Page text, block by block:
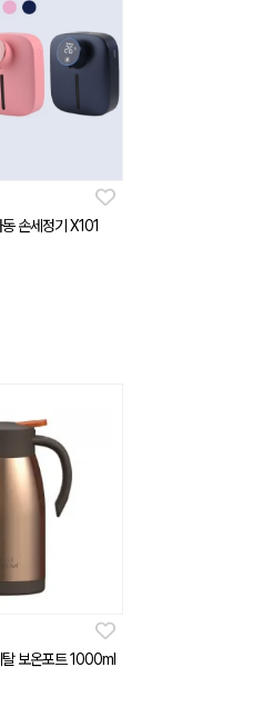
손세정기 X101
보온포트 1000ml